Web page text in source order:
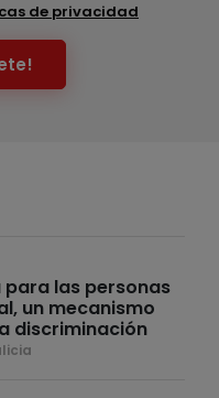
de privacidad
las personas
un mecanismo
discriminación